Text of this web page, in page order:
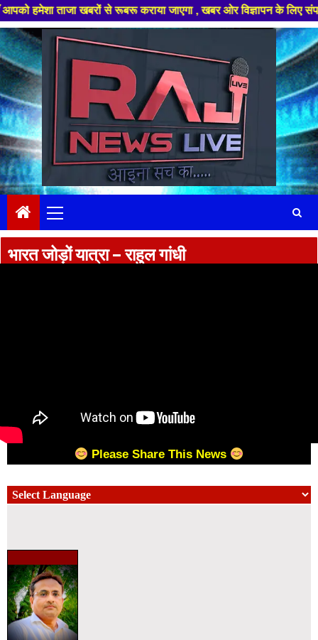
ताजा खबरों से रूबरू कराया जाएगा , खबर ओर विज्ञापन के लिए संपर्क
Skip
to
content
Menu
भारत जोड़ों यात्रा – राहुल गांधी
Please Share This News